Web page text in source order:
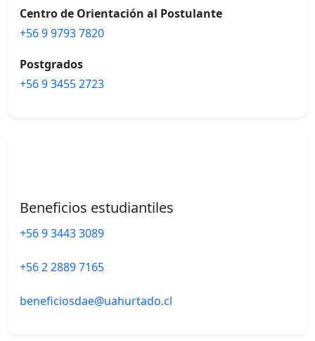
Centro de Orientación al Postulante
+56 9 9793 7820
Postgrados
+56 9 3455 2723
Beneficios estudiantiles
+56 9 3443 3089
+56 2 2889 7165
beneficiosdae@uahurtado.cl